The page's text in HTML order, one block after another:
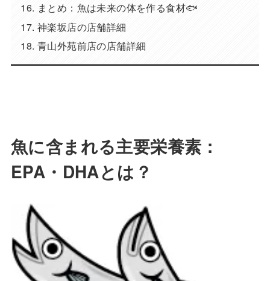
まとめ：魚は未来の体を作る食材🐟
神楽坂店の店舗詳細
青山外苑前店の店舗詳細
魚に含まれる主要栄養素：
EPA・DHAとは？